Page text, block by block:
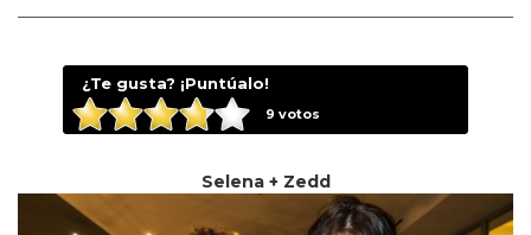
¿Te gusta? ¡Puntúalo!
9 votos
Selena + Zedd